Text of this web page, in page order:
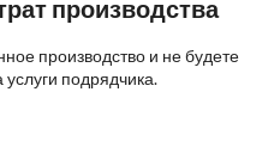
производства
производство и не будете
услуги подрядчика.